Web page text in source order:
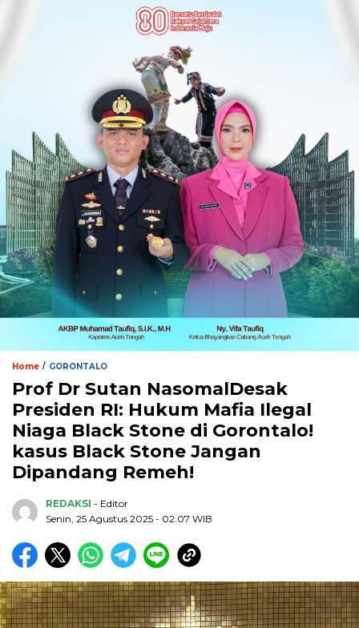
Home / GORONTALO
Prof Dr Sutan NasomalDesak
Presiden RI: Hukum Mafia Ilegal
Niaga Black Stone di Gorontalo!
kasus Black Stone Jangan
Dipandang Remeh!
REDAKSI - Editor
Senin, 25 Agustus 2025 - 02:07 WIB